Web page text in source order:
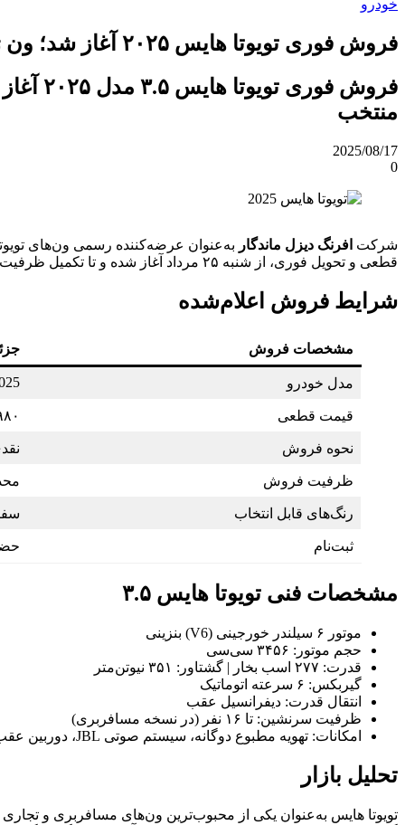
خودرو
فروش فوری تویوتا هایس ۲۰۲۵ آغاز شد؛ ون ژاپنی با موتور V6 وارد بازار ایران شد
منتخب
2025/08/17
0
شرکت افرنگ دیزل ماندگار به‌عنوان عرضه‌کننده رسمی ون‌های
قطعی و تحویل فوری، از شنبه ۲۵ مرداد آغاز شده و تا تکمیل ظرفیت ادامه دارد.
شرایط فروش اعلام‌شده
مشخصات فروش
مدل خودرو
قیمت قطعی ۴۹۸۰
نحوه فروش
ظرفیت فروش محدود،
رنگ‌های قابل انتخاب
ثبت‌نام
مشخصات فنی تویوتا هایس ۳.۵
موتور ۶ سیلندر خورجینی (V6) بنزینی
حجم موتور: ۳۴۵۶ سی‌سی
قدرت: ۲۷۷ اسب بخار | گشتاور: ۳۵۱ نیوتن‌متر
گیربکس: ۶ سرعته اتوماتیک
انتقال قدرت: دیفرانسیل عقب
ظرفیت سرنشین: تا ۱۶ نفر (در نسخه مسافربری)
امکانات: تهویه مطبوع دوگانه، سیستم صوتی JBL، دوربین عقب، کنترل پایداری، ترمز ABS، ایربگ‌های جانبی و پرده‌ای
تحلیل بازار